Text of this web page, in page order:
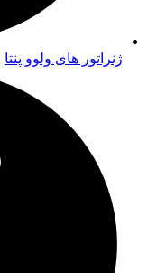
ژنراتور های ولوو پنتا